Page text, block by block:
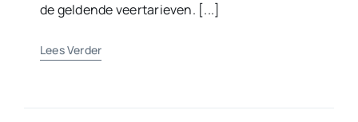
de geldende veertarieven. [...]
Lees Verder